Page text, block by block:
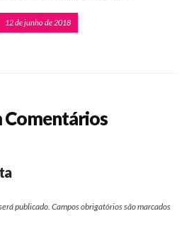
12 de junho de 2018
Comentários
publicado. Campos obrigatórios são marcados